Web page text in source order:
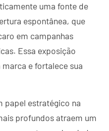
uma fonte de
espontânea, que
em campanhas
Essa exposição
e fortalece sua
papel estratégico na
profundos atraem um